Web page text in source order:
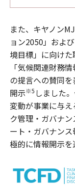
また、キヤノン
ョン2050」およ
境目標」に向けた
「気候関連財務
の提言への賛同
開示※5 しました
変動が事業に与
ク管理・ガバナ
ート・ガバナン
極的に情報開示を